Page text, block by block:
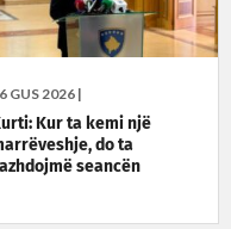
GUS 2026 |
Kur ta kemi një
do ta
seancën